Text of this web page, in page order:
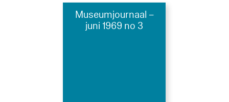
Museumjournaal –
juni 1969 no 3